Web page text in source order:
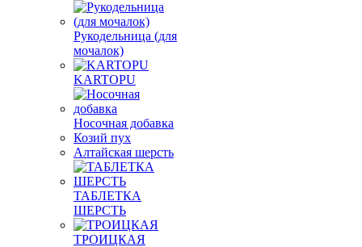
Рукодельница (для
мочалок)
KARTOPU
Носочная добавка
Козий пух
Алтайская шерсть
ТАБЛЕTКА
ШЕРСТЬ
ТРОИЦКАЯ